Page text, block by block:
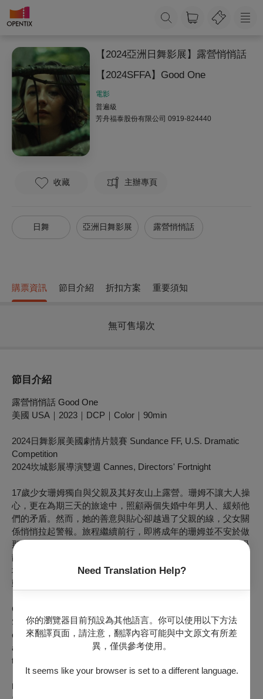
Need Translation Help?
你的瀏覽器目前預設為其他語言。你可以使用以下方法
來翻譯頁面，請注意，翻譯內容可能與中文原文有所差
異，僅供參考使用。
It seems like your browser is set to a different language.
【2024亞洲日舞影展】露營悄悄話
【2024SFFA】Good One
電影
普遍級
芳舟福泰股份有限公司 0919-824440
收藏 主辦專頁
日舞 亞洲日舞影展 露營悄悄話
購票資訊 節目介紹 折扣方案 重要須知
無可售場次
節目介紹
露營悄悄話 Good One
美國 USA｜2023｜DCP｜Color｜90min
2024日舞影展美國劇情片競賽 Sundance FF, U.S. Dramatic
Competition
2024坎城影展導演雙週 Cannes, Directors' Fortnight
17歲少女珊姆獨自與父親及其好友山上露營。珊姆不讓大人操
心，更在為期三天的旅途中，照顧兩個失婚中年男人、緩頰他
們的矛盾。然而，她的善意與貼心卻越過了父親的線，父女關
係悄悄拉起警報。旅程繼續前行，即將成年的珊姆並不安於做
那個被期待的好女兒。全片伴隨三人旅途捕捉山林景緻，走過
靜謐山谷、行經攢動溪流，一幕幕串場風景巧妙呼應人物心
境，暗示角色間不安躁動的緊張關係。影壇新銳獨挑大樑，靈
動演繹青少女內心微妙變化，令人驚艷。
On a weekend backpacking trip in the Catskills, 17-year-old
Sam contends with the competing egos of her father and his
oldest friend. India Donaldson’s intimate feature debut deploys
a deceptively simple narrative imbued with poetry and humor
to wrestle with weighty truths about teenage girlhood.
印蒂雅唐諾森 India Donaldson